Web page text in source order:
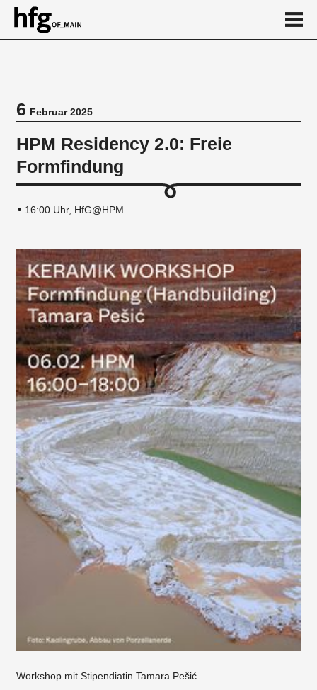
Vortragsreihe
6Februar 2025
HPM Residency 2.0: Freie
Formfindung
16:00 Uhr, HfG@HPM
Workshop mit Stipendiatin Tamara Pešić